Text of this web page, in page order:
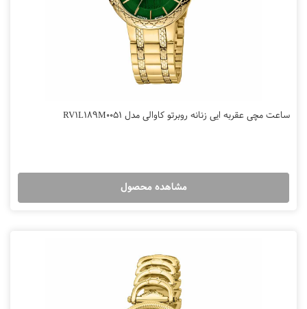
ساعت مچی عقربه ایی زنانه روبرتو کاوالی مدل RV1L189M0051
مشاهده محصول